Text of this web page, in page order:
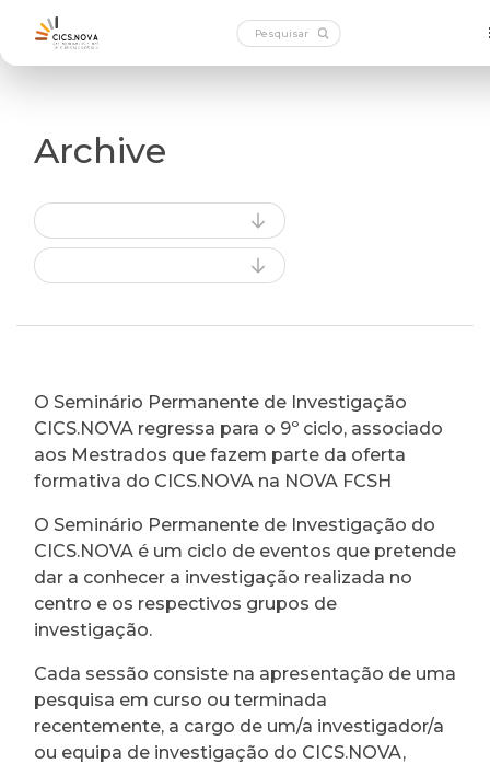
Archive
O Seminário Permanente de Investigação
CICS.NOVA regressa para o 9º ciclo, associado
aos Mestrados que fazem parte da oferta
formativa do CICS.NOVA na NOVA FCSH
O Seminário Permanente de Investigação do
CICS.NOVA é um ciclo de eventos que pretende
dar a conhecer a investigação realizada no
centro e os respectivos grupos de
investigação.
Cada sessão consiste na apresentação de uma
pesquisa em curso ou terminada
recentemente, a cargo de um/a investigador/a
ou equipa de investigação do CICS.NOVA,